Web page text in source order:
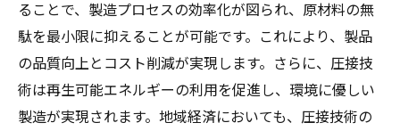
ることで、製造プロセスの効率化が図られ、原材料の無
駄を最小限に抑えることが可能です。これにより、製品
の品質向上とコスト削減が実現します。さらに、圧接技
術は再生可能エネルギーの利用を促進し、環境に優しい
製造が実現されます。地域経済においても、圧接技術の